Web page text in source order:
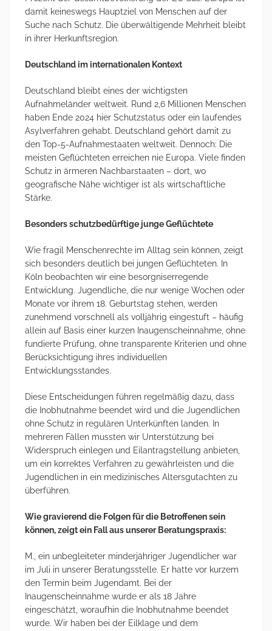
damit keineswegs Hauptziel von Menschen auf der
Suche nach Schutz. Die überwältigende Mehrheit bleibt
in ihrer Herkunftsregion.
Deutschland im internationalen Kontext
Deutschland bleibt eines der wichtigsten
Aufnahmeländer weltweit. Rund 2,6 Millionen Menschen
haben Ende 2024 hier Schutzstatus oder ein laufendes
Asylverfahren gehabt. Deutschland gehört damit zu
den Top-5-Aufnahmestaaten weltweit. Dennoch: Die
meisten Geflüchteten erreichen nie Europa. Viele finden
Schutz in ärmeren Nachbarstaaten – dort, wo
geografische Nähe wichtiger ist als wirtschaftliche
Stärke.
Besonders schutzbedürftige junge Geflüchtete
Wie fragil Menschenrechte im Alltag sein können, zeigt
sich besonders deutlich bei jungen Geflüchteten. In
Köln beobachten wir eine besorgniserregende
Entwicklung. Jugendliche, die nur wenige Wochen oder
Monate vor ihrem 18. Geburtstag stehen, werden
zunehmend vorschnell als volljährig eingestuft – häufig
allein auf Basis einer kurzen Inaugenscheinnahme, ohne
fundierte Prüfung, ohne transparente Kriterien und ohne
Berücksichtigung ihres individuellen
Entwicklungsstandes.
Diese Entscheidungen führen regelmäßig dazu, dass
die Inobhutnahme beendet wird und die Jugendlichen
ohne Schutz in regulären Unterkünften landen. In
mehreren Fällen mussten wir Unterstützung bei
Widerspruch einlegen und Eilantragstellung anbieten,
um ein korrektes Verfahren zu gewährleisten und die
Jugendlichen in ein medizinisches Altersgutachten zu
überführen.
Wie gravierend die Folgen für die Betroffenen sein
können, zeigt ein Fall aus unserer Beratungspraxis:
M., ein unbegleiteter minderjähriger Jugendlicher war
im Juli in unserer Beratungsstelle. Er hatte vor kurzem
den Termin beim Jugendamt. Bei der
Inaugenscheinnahme wurde er als 18 Jahre
eingeschätzt, woraufhin die Inobhutnahme beendet
wurde. Wir haben bei der Eilklage und dem